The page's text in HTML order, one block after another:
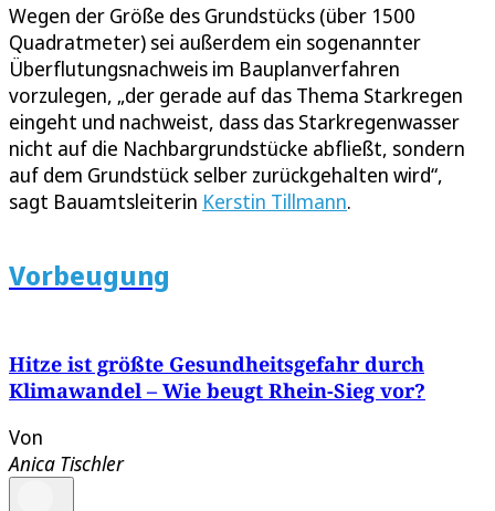
Wegen der Größe des Grundstücks (über 1500
Quadratmeter) sei außerdem ein sogenannter
Überflutungsnachweis im Bauplanverfahren
vorzulegen, „der gerade auf das Thema Starkregen
eingeht und nachweist, dass das Starkregenwasser
nicht auf die Nachbargrundstücke abfließt, sondern
auf dem Grundstück selber zurückgehalten wird“,
sagt Bauamtsleiterin Kerstin Tillmann.
Vorbeugung
Hitze ist größte Gesundheitsgefahr durch
Klimawandel – Wie beugt Rhein-Sieg vor?
Von
Anica Tischler